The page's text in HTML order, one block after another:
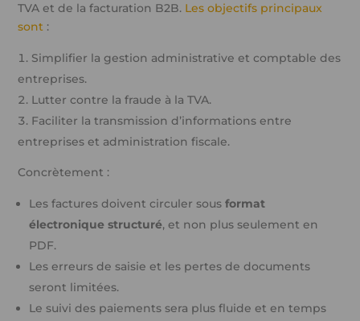
TVA et de la facturation B2B. Les objectifs principaux
sont :
Simplifier la gestion administrative et comptable des
entreprises.
Lutter contre la fraude à la TVA.
Faciliter la transmission d’informations entre
entreprises et administration fiscale.
Concrètement :
Les factures doivent circuler sousformat
électronique structuré, et non plus seulement en
PDF.
Les erreurs de saisie et les pertes de documents
seront limitées.
Le suivi des paiements sera plus fluide et en temps